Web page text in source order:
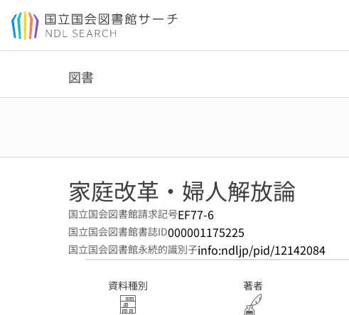
本文へ移動
図書
家庭改革・婦人解放論
国立国会図書館請求記号EF77-6
国立国会図書館書誌ID000001175225
国立国会図書館永続的識別子info:ndljp/pid/12142084
資料種別 著者